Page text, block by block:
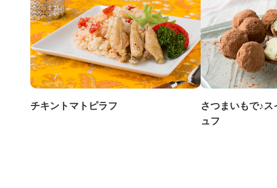
チキントマトピラフ
さつまいもで♪ス
ュフ